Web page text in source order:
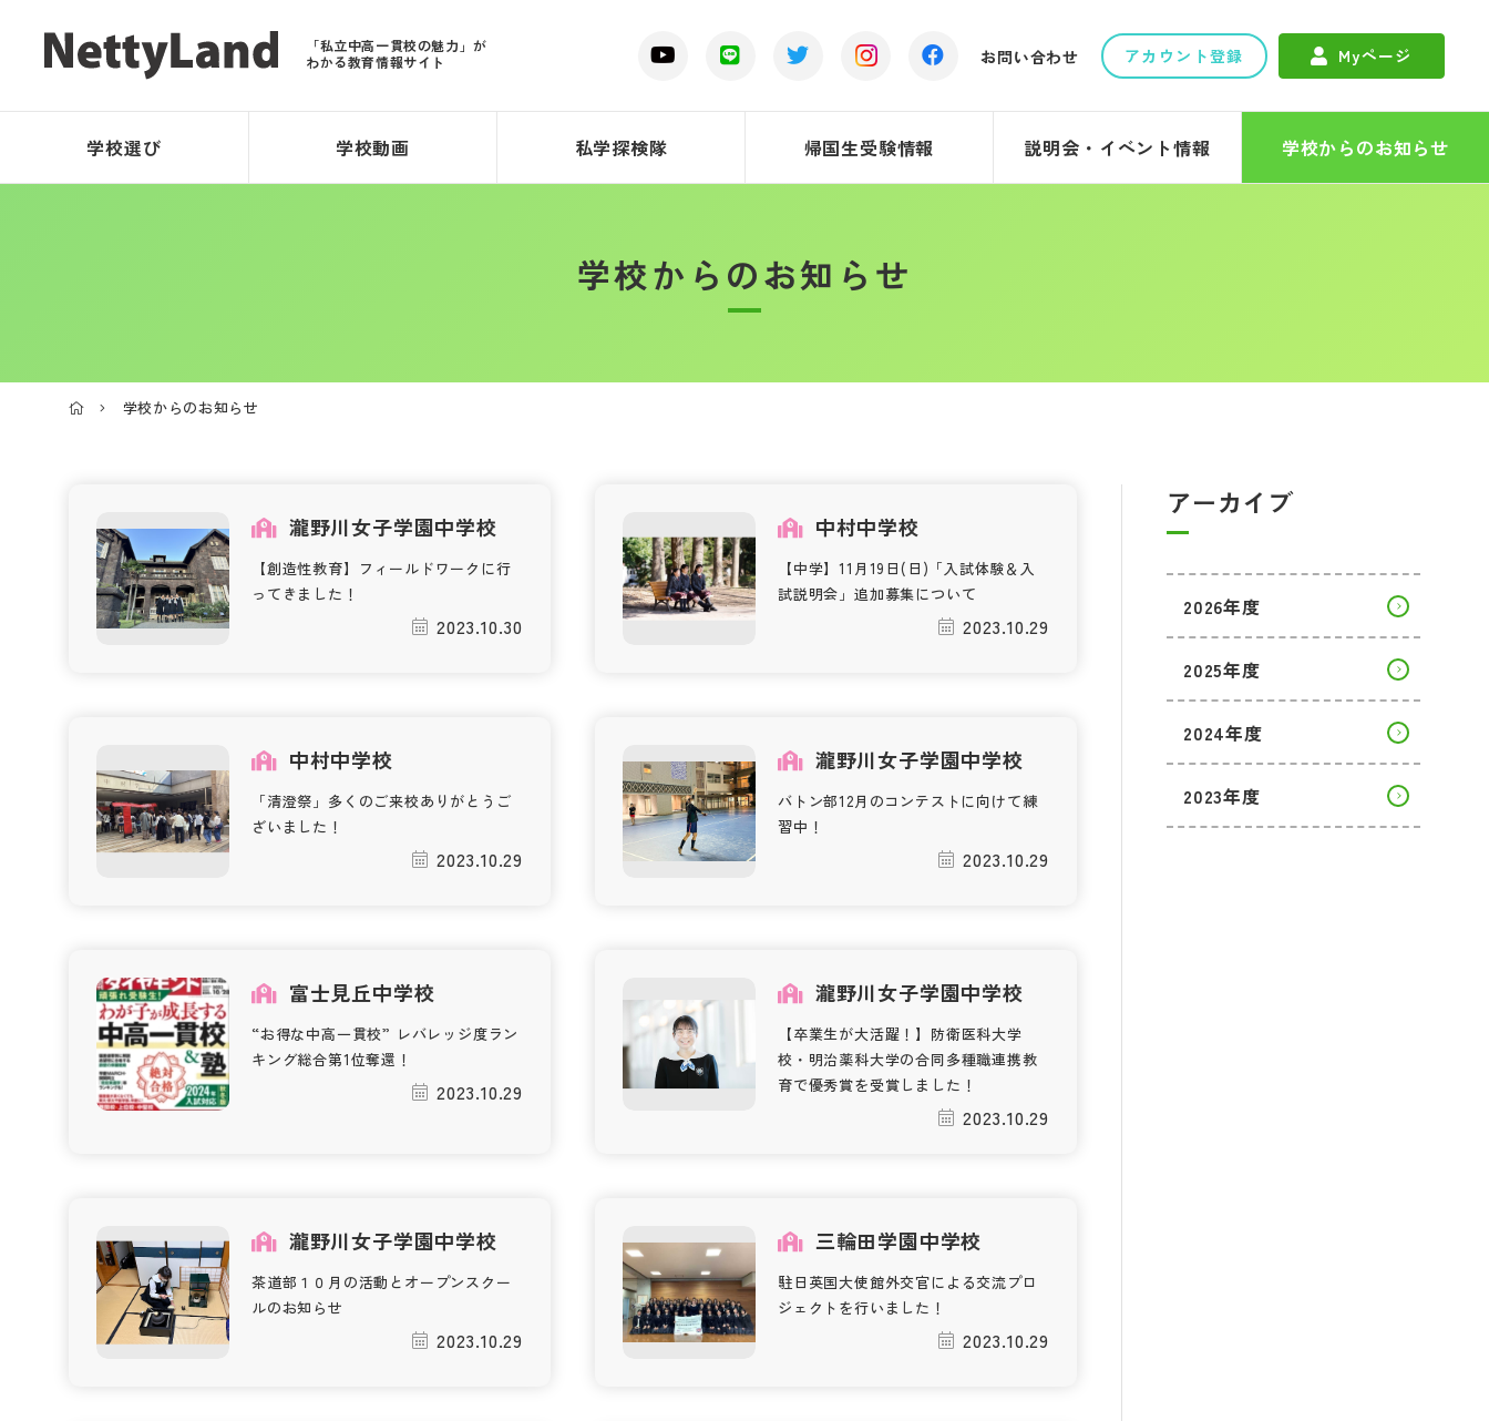
「私立中高一貫校の魅力」が
わかる教育情報サイト
お問い合わせ アカウント登録 Myページ
学校選び 学校動画 私学探検隊 帰国生受験情報 説明会・イベント情報 学校からのお知らせ
学校からのお知らせ
学校からのお知らせ
瀧野川女子学園中学校
【創造性教育】フィールドワークに行
ってきました！
2023.10.30
中村中学校
【中学】11月19日(日)「入試体験＆入
試説明会」追加募集について
2023.10.29
中村中学校
「清澄祭」多くのご来校ありがとうご
ざいました！
2023.10.29
瀧野川女子学園中学校
バトン部12月のコンテストに向けて練
習中！
2023.10.29
富士見丘中学校
“お得な中高一貫校” レバレッジ度ラン
キング総合第1位奪還！
2023.10.29
瀧野川女子学園中学校
【卒業生が大活躍！】防衛医科大学
校・明治薬科大学の合同多種職連携教
育で優秀賞を受賞しました！
2023.10.29
瀧野川女子学園中学校
茶道部１０月の活動とオープンスクー
ルのお知らせ
2023.10.29
三輪田学園中学校
駐日英国大使館外交官による交流プロ
ジェクトを行いました！
2023.10.29
アーカイブ
2026年度
2025年度
2024年度
2023年度